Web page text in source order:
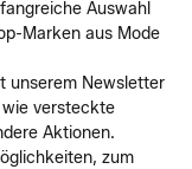
Auswahl
Marken aus Mode
unserem Newsletter
versteckte
Aktionen.
zum